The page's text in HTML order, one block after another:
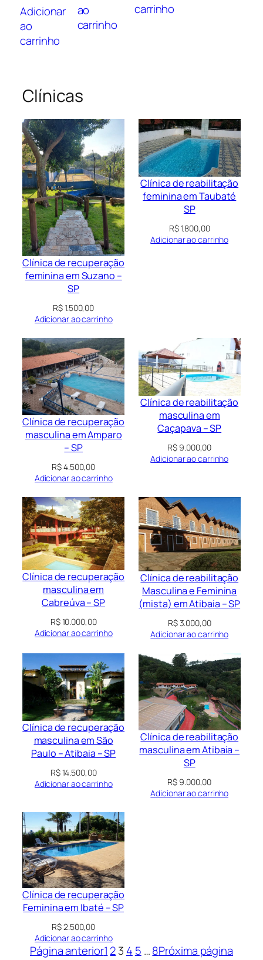
Adicionar
ao
carrinho
ao
carrinho
carrinho
Clínicas
Clínica de recuperação
feminina em Suzano –
SP
R$1.500,00
Adicionar ao carrinho
Clínica de reabilitação
feminina em Taubaté
SP
R$1.800,00
Adicionar ao carrinho
Clínica de recuperação
masculina em Amparo
– SP
R$4.500,00
Adicionar ao carrinho
Clínica de reabilitação
masculina em
Caçapava – SP
R$ 9.000,00
Adicionar ao carrinho
Clínica de recuperação
masculina em
Cabreúva – SP
R$10.000,00
Adicionar ao carrinho
Clínica de reabilitação
Masculina e Feminina
(mista) em Atibaia – SP
R$3.000,00
Adicionar ao carrinho
Clínica de recuperação
masculina em São
Paulo – Atibaia – SP
R$14.500,00
Adicionar ao carrinho
Clínica de reabilitação
masculina em Atibaia –
SP
R$ 9.000,00
Adicionar ao carrinho
Clínica de recuperação
Feminina em Ibaté – SP
R$2.500,00
Adicionar ao carrinho
Página anterior1 23 4 5 …8Próxima página